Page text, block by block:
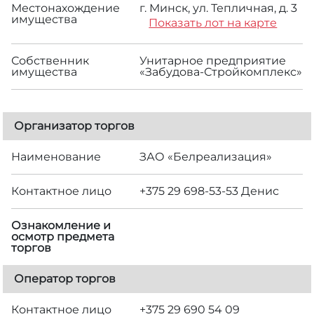
Местонахождение
имущества
г. Минск, ул. Тепличная, д. 3
Показать лот на карте
Собственник
имущества
Унитарное предприятие
«Забудова-Стройкомплекс»
Организатор торгов
Наименование ЗАО «Белреализация»
Контактное лицо +375 29 698-53-53 Денис
Ознакомление и
осмотр предмета
торгов
Оператор торгов
Контактное лицо +375 29 690 54 09